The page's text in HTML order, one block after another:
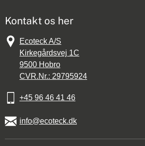
Kontakt os her
Ecoteck A/S
Kirkegårdsvej 1C
9500 Hobro
CVR.Nr.: 29795924
+45 96 46 41 46
info@ecoteck.dk